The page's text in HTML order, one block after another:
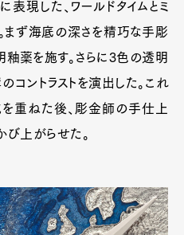
現した、ワールドタイムとミ
まず海底の深さを精巧な手彫
釉薬を施す。さらに3色の透明
コントラストを演出した。これ
重ねた後、彫金師の手仕上
上がらせた。